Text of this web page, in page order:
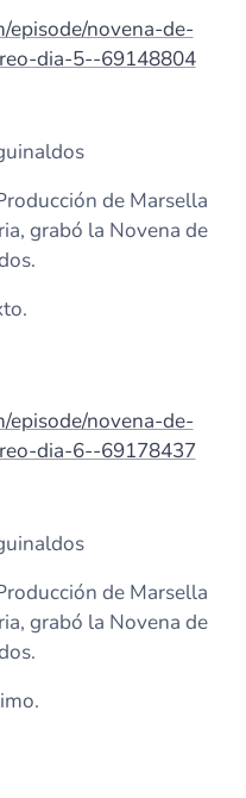
episode/novena-de-
dia-5--69148804
de Marsella
grabó la Novena de
episode/novena-de-
dia-6--69178437
de Marsella
grabó la Novena de